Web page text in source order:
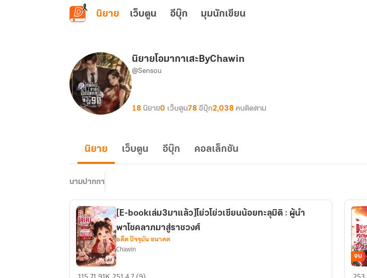
ข้ามไปยังเนื้อหาหลัก
นิยาย เว็บตูน อีบุ๊ก มุมนักเขียน
นิยายโอมากาเสะByChawin
@Sensou
18 นิยาย0 เว็บตูน78 อีบุ๊ก2,038 คนติดตาม
นิยาย เว็บตูน อีบุ๊ก คอลเล็กชัน
นามปากกา
[E-
[E-bookเล่ม3มาแล้ว]โย่วโย่วเซียนน้อยทะลุมิติ : ผู้นำ
พาโชคลาภมาสู่ราชวงศ์
อดีต ปัจจุบัน อนาคต
Chawin
[จบ
จบ